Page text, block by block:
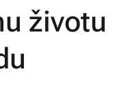
životu